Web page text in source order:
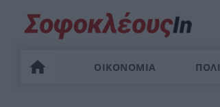
ΟΙΚΟΝΟΜΙΑ